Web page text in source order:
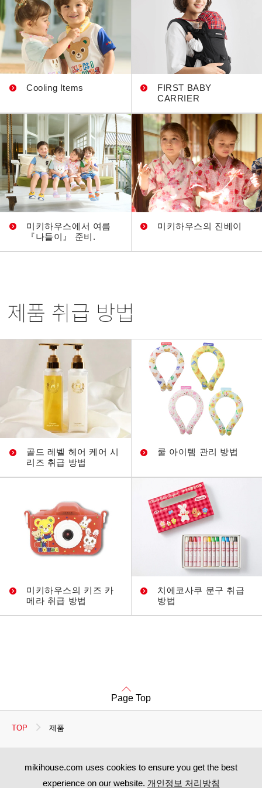
Cooling Items
FIRST BABY
CARRIER
미키하우스에서 여름
『나들이』 준비.
미키하우스의 진베이
제품 취급 방법
골드 레벨 헤어 케어 시
리즈 취급 방법
쿨 아이템 관리 방법
미키하우스의 키즈 카
메라 취급 방법
치에코사쿠 문구 취급
방법
Page Top
TOP 제품
mikihouse.com uses cookies to ensure you get the best
experience on our website. 개인정보 처리방침